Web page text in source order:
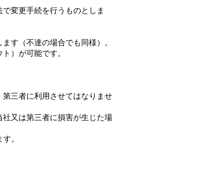
変更手続を行うものとしま
す（不達の場合でも同様）。
）が可能です。
三者に利用させてはなりませ
又は第三者に損害が生じた場
。